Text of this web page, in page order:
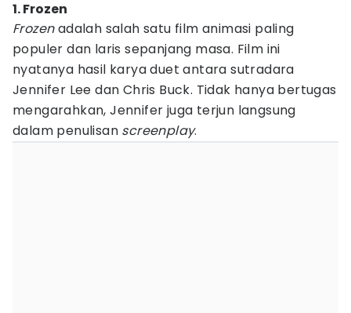
1. Frozen
Frozenadalah salah satu film animasi paling
populer dan laris sepanjang masa. Film ini
nyatanya hasil karya duet antara sutradara
Jennifer Lee dan Chris Buck. Tidak hanya bertugas
mengarahkan, Jennifer juga terjun langsung
dalam penulisan screenplay.